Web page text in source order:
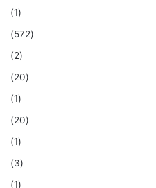
(1)
(572)
(2)
(20)
(1)
(20)
(1)
(3)
(1)